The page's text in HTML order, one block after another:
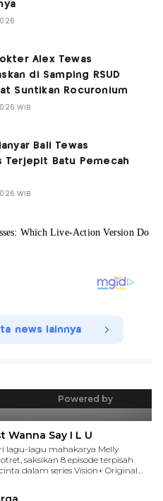
Alex Tewas
di Samping RSUD
Suntikan Rocuronium
WIB
Bali Tewas
Terjepit Batu Pemecah
WIB
news lainnya